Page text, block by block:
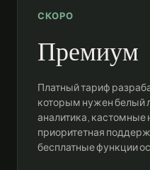
СКОРО
Премиум
Платный тариф
которым нужен белый
аналитика, кастомные
приоритетная
бесплатные функции